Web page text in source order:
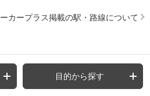
カープラス掲載の駅・路線について
目的から探す